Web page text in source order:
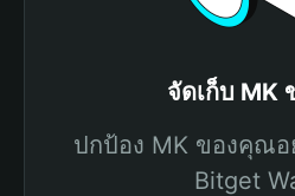
จัดเก็บ MK
ปกป้อง MK ของคุณอ
Bitget